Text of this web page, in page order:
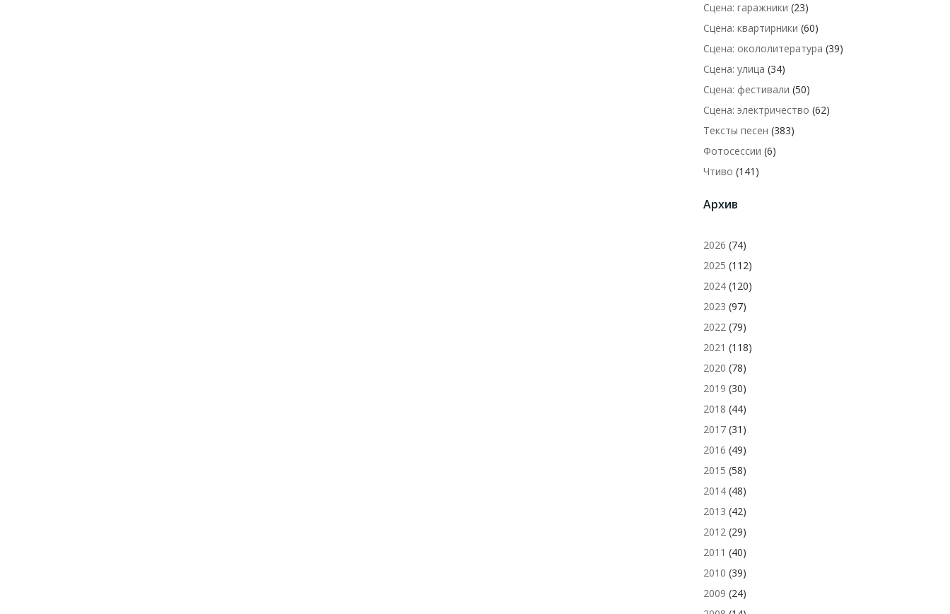
Сцена: гаражники (23)
Сцена: квартирники (60)
Сцена: окололитература (39)
Сцена: улица (34)
Сцена: фестивали (50)
Сцена: электричество (62)
Тексты песен (383)
Фотосессии (6)
Чтиво (141)
Архив
2026 (74)
2025 (112)
2024 (120)
2023 (97)
2022 (79)
2021 (118)
2020 (78)
2019 (30)
2018 (44)
2017 (31)
2016 (49)
2015 (58)
2014 (48)
2013 (42)
2012 (29)
2011 (40)
2010 (39)
2009 (24)